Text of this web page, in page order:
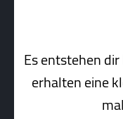
Es entstehen dir
erhalten eine